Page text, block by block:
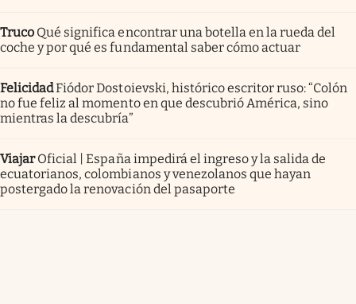
Truco Qué significa encontrar una botella en la rueda del
coche y por qué es fundamental saber cómo actuar
FelicidadFiódor Dostoievski, histórico escritor ruso: “Colón
no fue feliz al momento en que descubrió América, sino
mientras la descubría”
Viajar Oficial | España impedirá el ingreso y la salida de
ecuatorianos, colombianos y venezolanos que hayan
postergado la renovación del pasaporte